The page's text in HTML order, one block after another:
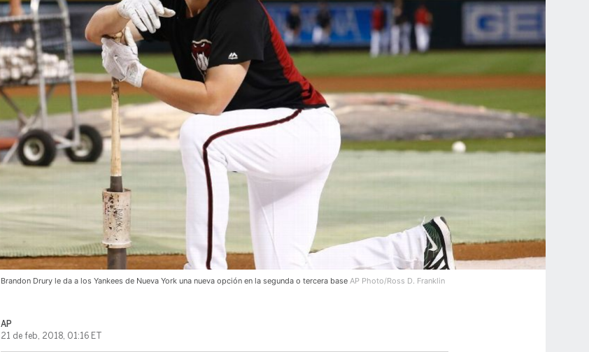
Brandon Drury le da a los Yankees de Nueva York una nueva opción en la segunda o tercera base AP Photo/Ross D. Franklin
AP
21 de feb, 2018, 01:16 ET